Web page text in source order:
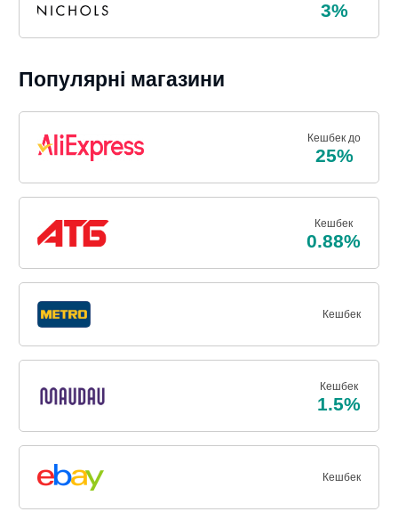
3%
Популярні магазини
Кешбек до
25%
Кешбек
0.88%
Кешбек
Кешбек
1.5%
Кешбек